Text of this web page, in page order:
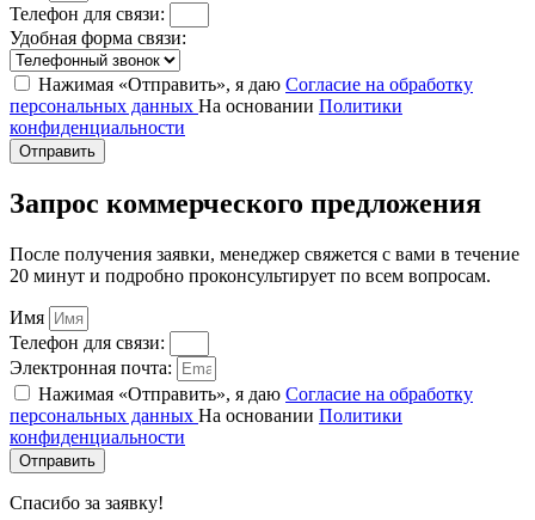
Телефон для связи:
Удобная форма связи:
Нажимая «Отправить», я даю Согласие на обработку
персональных данных На основании Политики
конфиденциальности
Отправить
Запрос коммерческого предложения
После получения заявки, менеджер свяжется с вами в течение
20 минут и подробно проконсультирует по всем вопросам.
Имя
Телефон для связи:
Электронная почта:
Нажимая «Отправить», я даю Согласие на обработку
персональных данных На основании Политики
конфиденциальности
Отправить
Спасибо за заявку!